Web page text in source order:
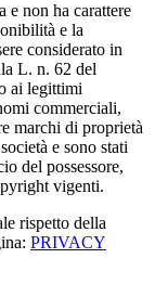
e non ha carattere
e la
considerato in
L. n. 62 del
ai legittimi
commerciali,
marchi di proprietà
e sono stati
del possessore,
vigenti.
rispetto della
PRIVACY